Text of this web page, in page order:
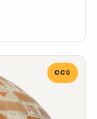
CC0